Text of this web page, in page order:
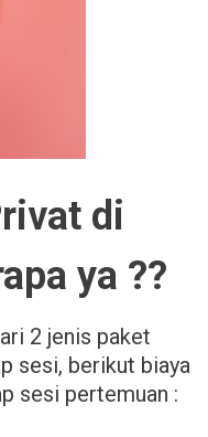
di
ya ??
2 jenis paket
sesi, berikut biaya
sesi pertemuan :